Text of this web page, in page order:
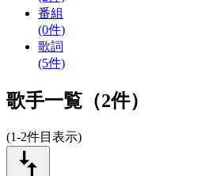
番組
(0件)
歌詞
(5件)
歌手一覧（2件）
(1-2件目表示)